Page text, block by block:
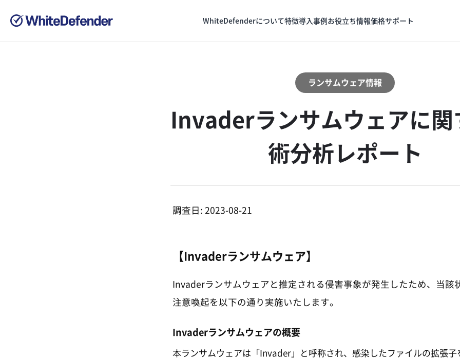
WhiteDefenderについて特徴導入事例お役立ち情報価格サポート
ランサムウェア情報
Invaderランサムウェアに関
術分析レポート
調査日: 2023-08-21
【Invaderランサムウェア】
Invaderランサムウェアと推定される侵害事象が発生したため、当該
注意喚起を以下の通り実施いたします。
Invaderランサムウェアの概要
本ランサムウェアは「Invader」と呼称され、感染したファイルの拡張